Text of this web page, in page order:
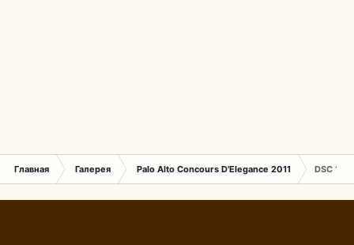
Главная Галерея Palo Alto Concours D'Elegance 2011 DSC